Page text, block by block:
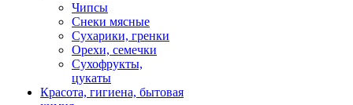
Чипсы
Снеки мясные
Сухарики, гренки
Орехи, семечки
Сухофрукты,
цукаты
Красота, гигиена, бытовая